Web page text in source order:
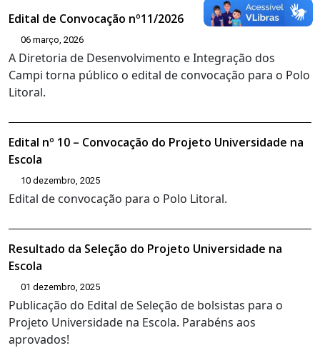
Edital de Convocação nº11/2026
06 março, 2026
A Diretoria de Desenvolvimento e Integração dos
Campi torna público o edital de convocação para o Polo
Litoral.
Edital nº 10 – Convocação do Projeto Universidade na
Escola
10 dezembro, 2025
Edital de convocação para o Polo Litoral.
Resultado da Seleção do Projeto Universidade na
Escola
01 dezembro, 2025
Publicação do Edital de Seleção de bolsistas para o
Projeto Universidade na Escola. Parabéns aos
aprovados!